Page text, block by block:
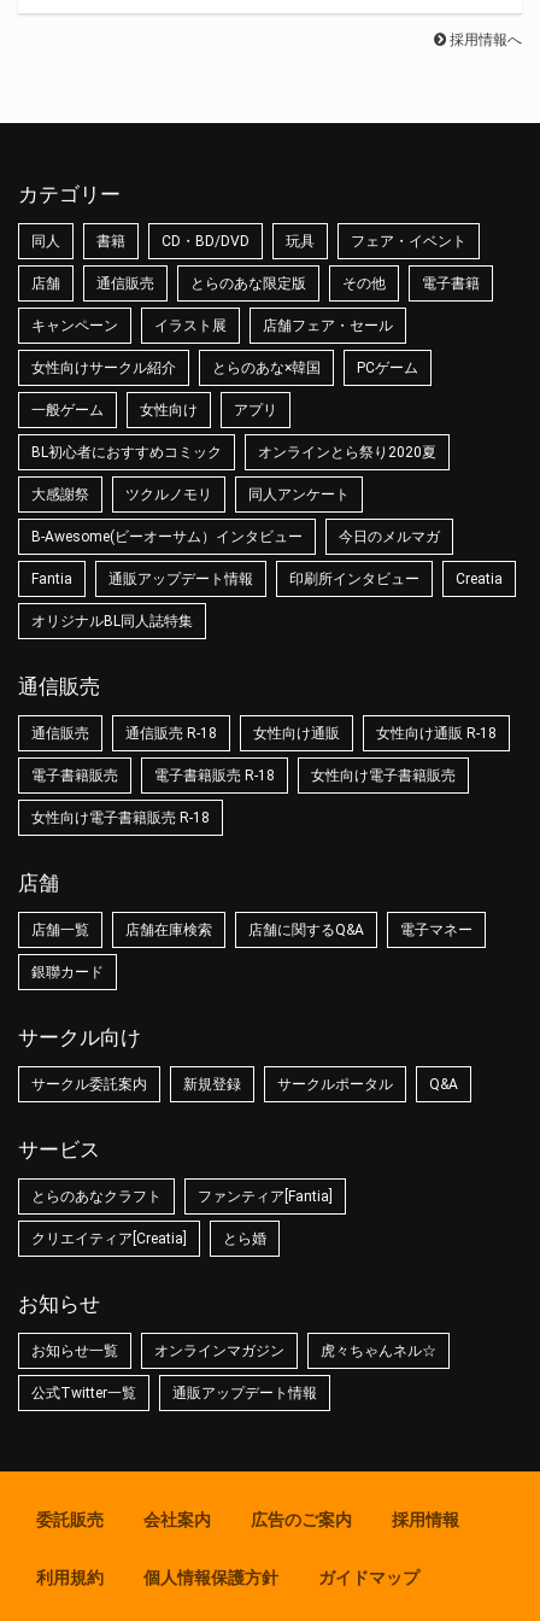
採用情報へ
カテゴリー
同人 書籍 CD・BD/DVD 玩具 フェア・イベント
店舗 通信販売 とらのあな限定版 その他 電子書籍
キャンペーン イラスト展 店舗フェア・セール
女性向けサークル紹介 とらのあな×韓国 PCゲーム
一般ゲーム 女性向け アプリ
BL初心者におすすめコミック オンラインとら祭り2020夏
大感謝祭 ツクルノモリ 同人アンケート
B-Awesome(ビーオーサム）インタビュー 今日のメルマガ
Fantia 通販アップデート情報 印刷所インタビュー Creatia
オリジナルBL同人誌特集
通信販売
通信販売 通信販売 R-18 女性向け通販 女性向け通販 R-18
電子書籍販売 電子書籍販売 R-18 女性向け電子書籍販売
女性向け電子書籍販売 R-18
店舗
店舗一覧 店舗在庫検索 店舗に関するQ&A 電子マネー
銀聯カード
サークル向け
サークル委託案内 新規登録 サークルポータル Q&A
サービス
とらのあなクラフト ファンティア[Fantia]
クリエイティア[Creatia] とら婚
お知らせ
お知らせ一覧 オンラインマガジン 虎々ちゃんネル☆
公式Twitter一覧 通販アップデート情報
委託販売 会社案内 広告のご案内 採用情報
利用規約 個人情報保護方針 ガイドマップ